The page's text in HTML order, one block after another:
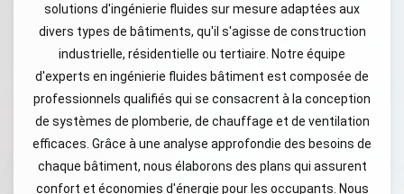
solutions d'ingénierie fluides sur mesure adaptées aux
divers types de bâtiments, qu'il s'agisse de construction
industrielle, résidentielle ou tertiaire. Notre équipe
d'experts en ingénierie fluides bâtiment est composée de
professionnels qualifiés qui se consacrent à la conception
de systèmes de plomberie, de chauffage et de ventilation
efficaces. Grâce à une analyse approfondie des besoins de
chaque bâtiment, nous élaborons des plans qui assurent
confort et économies d'énergie pour les occupants. Nous